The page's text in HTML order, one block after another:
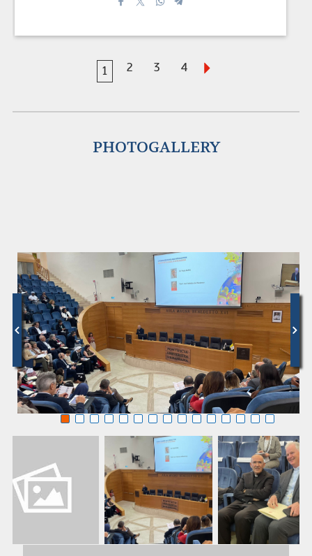
1 2 3 4
PHOTOGALLERY